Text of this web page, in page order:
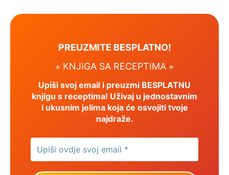
PREUZMITE BESPLATNO!
⋆ KNJIGA SA RECEPTIMA ⋆
Upiši svoj email i preuzmi BESPLATNU
knjigu s receptima! Uživaj u jednostavnim
i ukusnim jelima koja će osvojiti tvoje
najdraže.